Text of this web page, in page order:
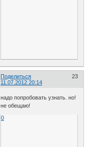
Поделиться
23
11.07.2012 20:14
надо попробовать узнать. но!
не обещаю!
0